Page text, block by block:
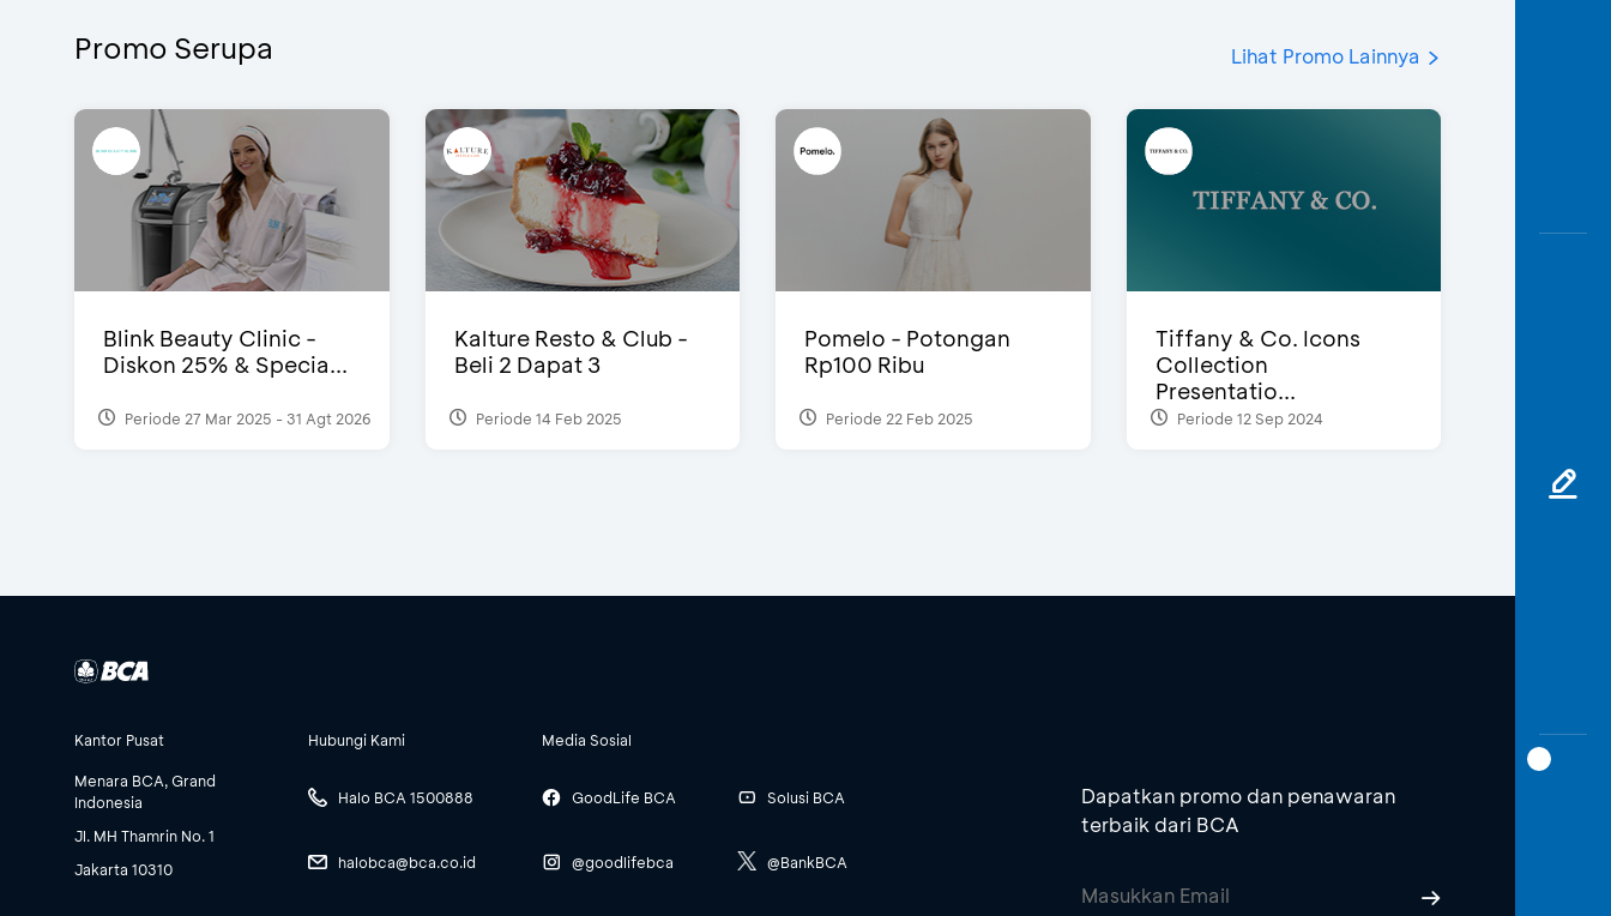
Promo Serupa Lihat Promo Lainnya
Blink Beauty Clinic -
Diskon 25% & Specia...
Periode 27 Mar 2025 - 31 Agt 2026
Kalture Resto & Club -
Beli 2 Dapat 3
Periode 14 Feb 2025
Pomelo - Potongan
Rp100 Ribu
Periode 22 Feb 2025
Tiffany & Co. Icons
Collection
Presentatio...
Periode 12 Sep 2024
Kantor Pusat
Menara BCA, Grand
Indonesia
Jl. MH Thamrin No. 1
Jakarta 10310
Hubungi Kami
Halo BCA 1500888
halobca@bca.co.id
Media Sosial
GoodLife BCA
@goodlifebca
Solusi BCA
@BankBCA
Dapatkan promo dan penawaran
terbaik dari BCA